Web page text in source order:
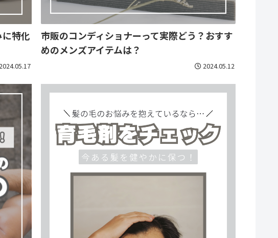
特化
2024.05.17
市販のコンディショナーって実際どう？おすす
めのメンズアイテムは？
2024.05.12